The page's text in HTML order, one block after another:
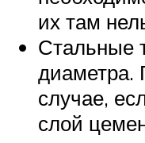
их там
Стальные
диаметра.
случае,
слой